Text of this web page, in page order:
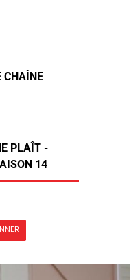
CHAÎNE
PLAÎT -
14